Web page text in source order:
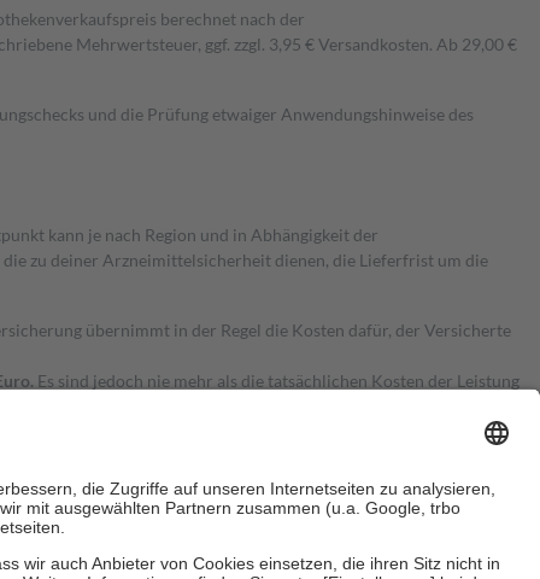
berechnet nach der
Mehrwertsteuer, ggf. zzgl. 3,95 € Versandkosten. Ab 29,00 €
und die Prüfung etwaiger Anwendungshinweise des
kann je nach Region und in Abhängigkeit der
zu deiner Arzneimittelsicherheit dienen, die Lieferfrist um die
übernimmt in der Regel die Kosten dafür, der Versicherte
Es sind jedoch nie mehr als die tatsächlichen Kosten der Leistung
Zuzahlungen an bei: